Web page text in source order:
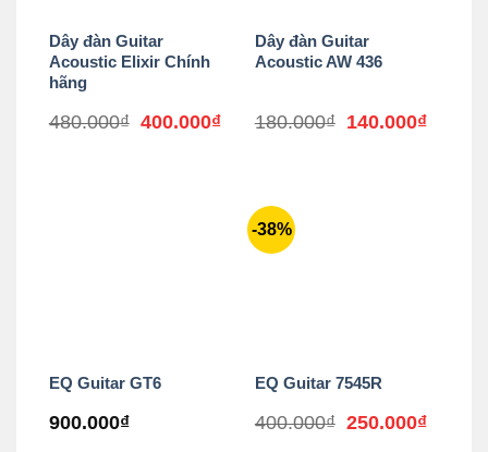
Dây đàn Guitar
Acoustic Elixir Chính
hãng
480.000₫ Giá
400.000₫Giá
Dây đàn Guitar
Acoustic AW 436
180.000₫ Giá
140.000₫Giá
EQ Guitar GT6
900.000₫
-38%
EQ Guitar 7545R
400.000₫ Giá
250.000₫Giá